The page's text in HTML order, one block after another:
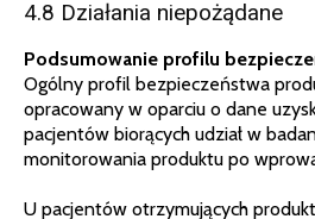
4.8 Działania niepożądane
Podsumowanie profilu
Ogólny profil bezpieczeństwa
opracowany w oparciu o dane
pacjentów biorących udział w
monitorowania produktu po
U pacjentów otrzymujących